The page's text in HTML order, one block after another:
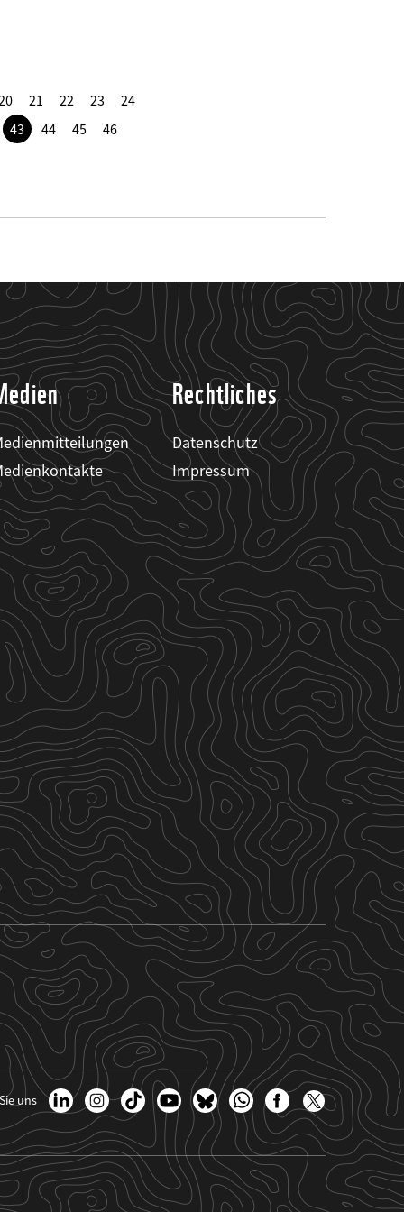
21 22 23
24
43
44 45 46
Rechtliches
Datenschutz
Impressum
uns